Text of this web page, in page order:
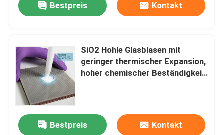
Bestpreis Kontakt
SiO2 Hohle Glasblasen mit
geringer thermischer Expansion,
hoher chemischer Beständigkeit
Bestpreis Kontakt